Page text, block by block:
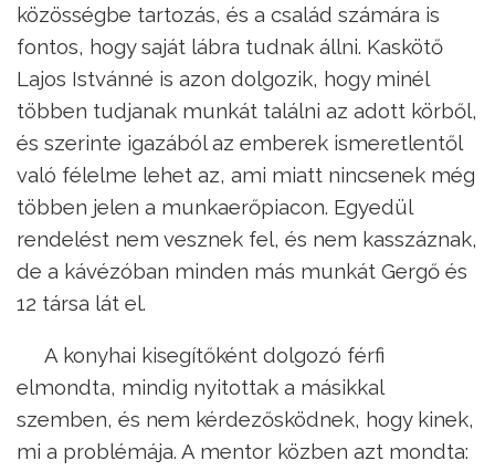
közösségbe tartozás, és a család számára is
fontos, hogy saját lábra tudnak állni. Kaskötő
Lajos Istvánné is azon dolgozik, hogy minél
többen tudjanak munkát találni az adott körből,
és szerinte igazából az emberek ismeretlentől
való félelme lehet az, ami miatt nincsenek még
többen jelen a munkaerőpiacon. Egyedül
rendelést nem vesznek fel, és nem kasszáznak,
de a kávézóban minden más munkát Gergő és
12 társa lát el.
A konyhai kisegítőként dolgozó férfi
elmondta, mindig nyitottak a másikkal
szemben, és nem kérdezősködnek, hogy kinek,
mi a problémája. A mentor közben azt mondta: